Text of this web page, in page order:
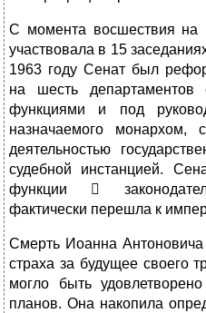
С момента восшествия на
участвовала в 15
1963 году Сенат был
на шесть департаментов
функциями и под
назначаемого монархом,
деятельностью
судебной инстанцией.
функции 
фактически перешла к
Смерть Иоанна
страха за будущее своего
могло быть
планов. Она накопила